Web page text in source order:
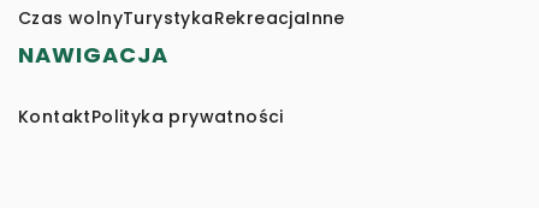
Czas wolnyTurystykaRekreacjaInne
NAWIGACJA
KontaktPolityka prywatności